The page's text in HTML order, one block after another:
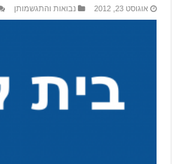
אוגוסט 23, 2012 נבואות והתגשמותן